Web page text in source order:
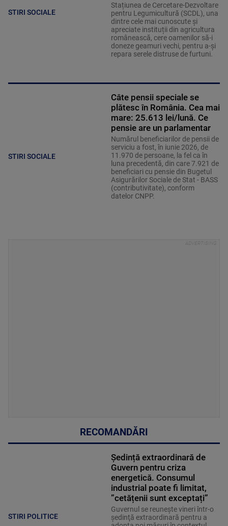
STIRI SOCIALE
Stațiunea de Cercetare-Dezvoltare
pentru Legumicultură (SCDL), una
dintre cele mai cunoscute și
apreciate instituții din agricultura
românească, cere oamenilor să-i
doneze geamuri vechi, pentru a-și
repara serele distruse de furtuni.
STIRI SOCIALE
Câte pensii speciale se
plătesc în România. Cea mai
mare: 25.613 lei/lună. Ce
pensie are un parlamentar
Numărul beneficiarilor de pensii de
serviciu a fost, în iunie 2026, de
11.970 de persoane, la fel ca în
luna precedentă, din care 7.921 de
beneficiari cu pensie din Bugetul
Asigurărilor Sociale de Stat - BASS
(contributivitate), conform
datelor CNPP.
RECOMANDĂRI
STIRI POLITICE
Ședință extraordinară de
Guvern pentru criza
energetică. Consumul
industrial poate fi limitat,
”cetățenii sunt exceptați”
Guvernul se reuneşte vineri într-o
şedinţă extraordinară pentru a